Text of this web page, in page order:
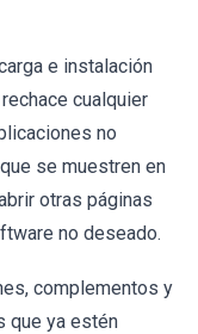
e instalación
cualquier
no
se muestren en
otras páginas
no deseado.
complementos y
que ya estén